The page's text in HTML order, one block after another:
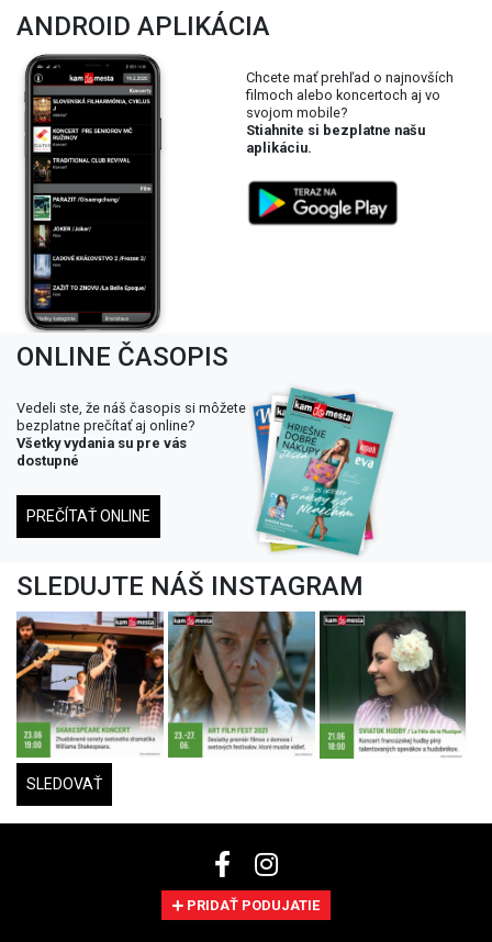
ANDROID APLIKÁCIA
Chcete mať prehľad o najnovších
filmoch alebo koncertoch aj vo
svojom mobile?
Stiahnite si bezplatne našu
aplikáciu.
ONLINE ČASOPIS
Vedeli ste, že náš časopis si môžete
bezplatne prečítať aj online?
Všetky vydania su pre vás
dostupné
PREČÍTAŤ ONLINE
SLEDUJTE NÁŠ INSTAGRAM
SLEDOVAŤ
PRIDAŤ PODUJATIE